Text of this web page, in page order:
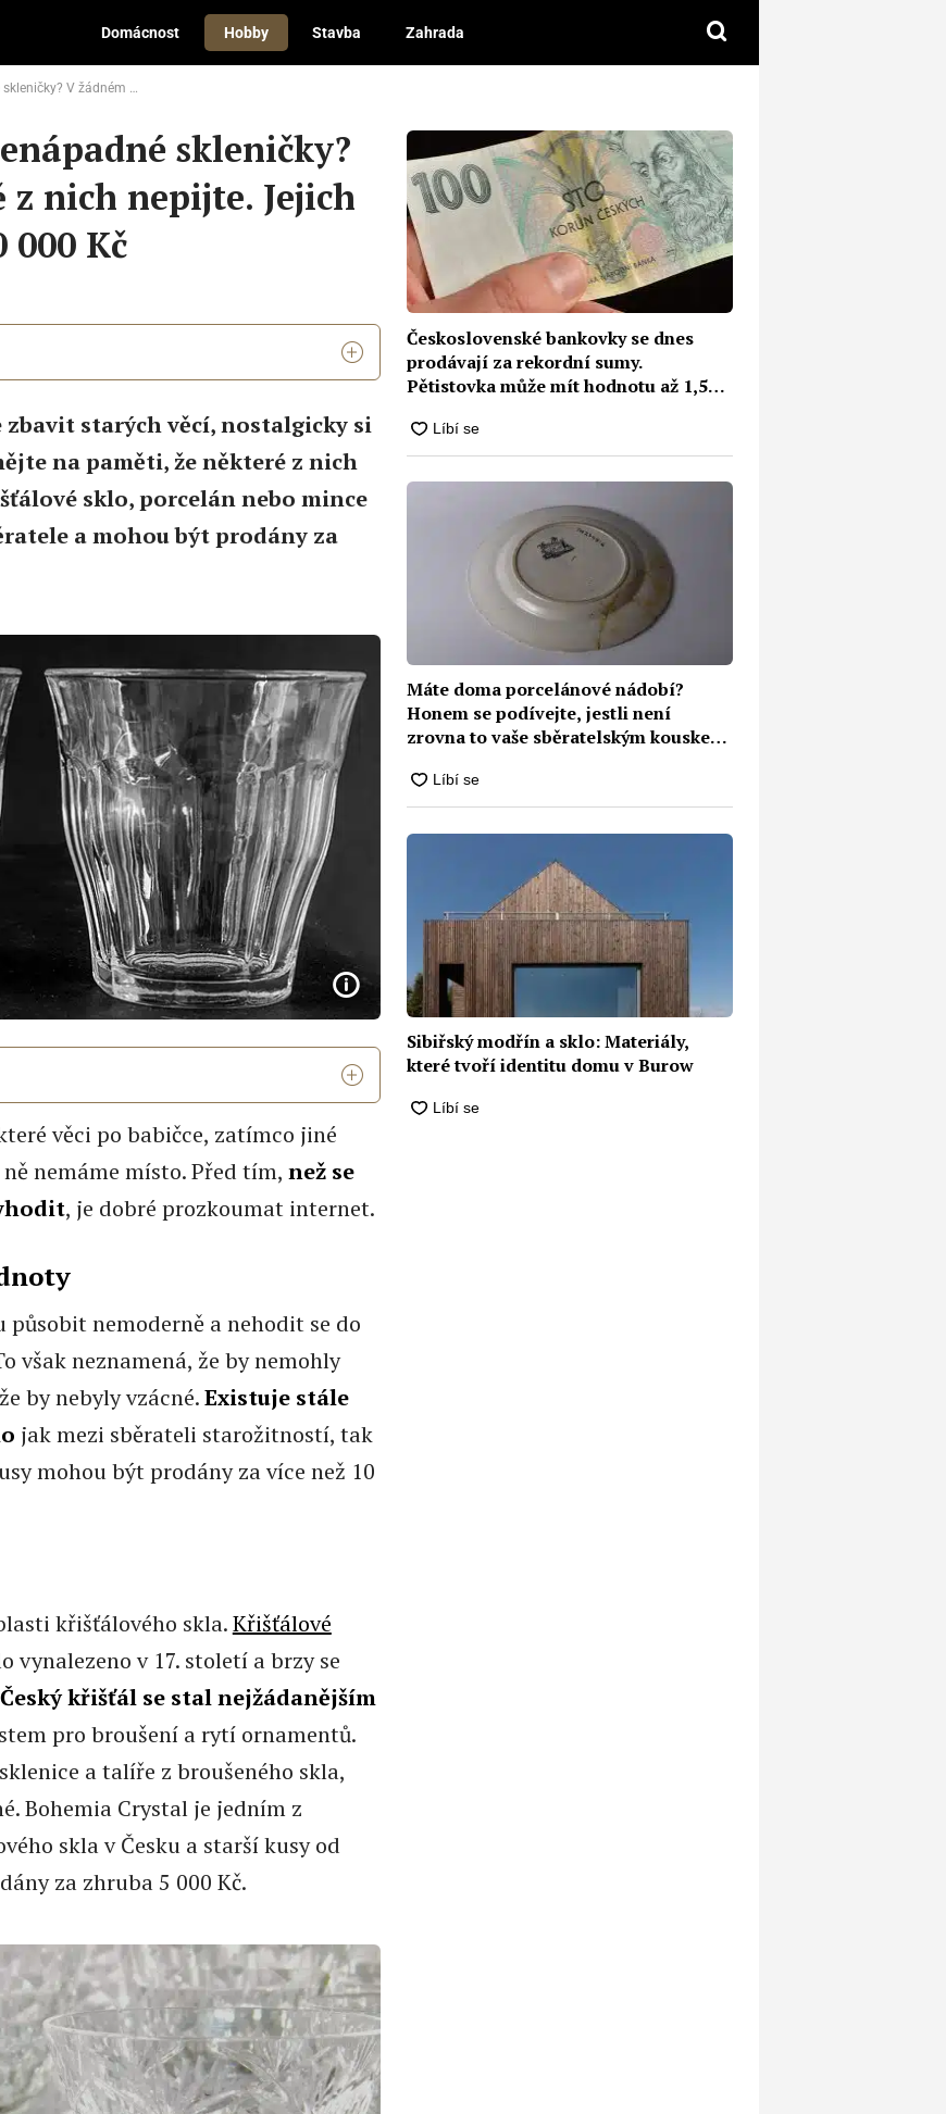
Domácnost Hobby Stavba Zahrada
nepijte. Jejich hodnota je přes 10 000 Kč
skleničky?
nich nepijte. Jejich
000 Kč
starých věcí, nostalgicky si
na paměti, že některé z nich
sklo, porcelán nebo mince
a mohou být prodány za
věci po babičce, zatímco jiné
nemáme místo. Před tím, než se
, je dobré prozkoumat internet.
nemoderně a nehodit se do
však neznamená, že by nemohly
by nebyly vzácné.Existuje stále
jak mezi sběrateli starožitností, tak
mohou být prodány za více než 10
křišťálového skla.Křišťálové
vynalezeno v 17. století a brzy se
Český křišťál se stal nejžádanějším
pro broušení a rytí ornamentů.
a talíře z broušeného skla,
Bohemia Crystal je jedním z
skla v Česku a starší kusy od
za zhruba 5 000 Kč.
Československé bankovky se dnes
prodávají za rekordní sumy.
Pětistovka může mít hodnotu až 1,5
Máte doma porcelánové nádobí?
Honem se podívejte, jestli není
zrovna to vaše sběratelským kouskem.
Sibiřský modřín a sklo: Materiály,
které tvoří identitu domu v Burow